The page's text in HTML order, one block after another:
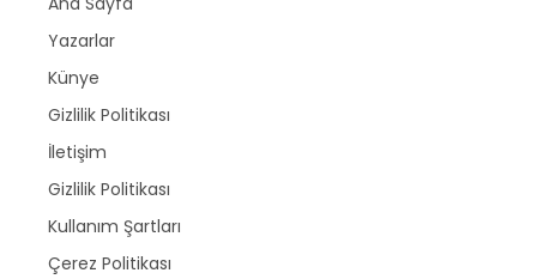
Yazarlar
Künye
Gizlilik Politikası
İletişim
Gizlilik Politikası
Kullanım Şartları
Çerez Politikası